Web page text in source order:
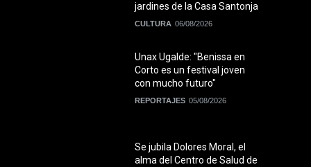
jardines de la Casa Santonja
CULTURA 06/08/2026
Unax Ugalde: "Benissa en
Corto es un festival joven
con mucho futuro"
REPORTAJES 05/08/2026
Se jubila Dolores Moral, el
alma del Centro de Salud de